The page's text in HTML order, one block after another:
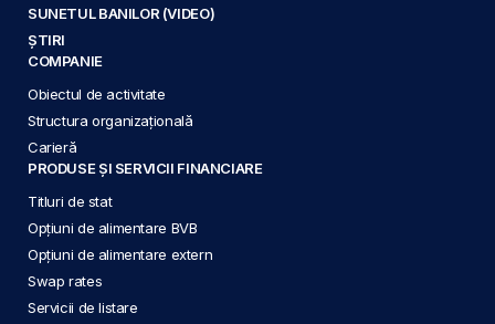
SUNETUL BANILOR (VIDEO)
ȘTIRI
COMPANIE
Obiectul de activitate
Structura organizațională
Carieră
PRODUSE ȘI SERVICII FINANCIARE
Titluri de stat
Opțiuni de alimentare BVB
Opțiuni de alimentare extern
Swap rates
Servicii de listare